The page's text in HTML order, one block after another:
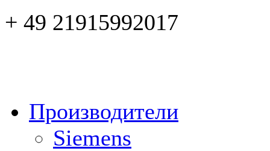
+ 49 21915992017
Производители
Siemens